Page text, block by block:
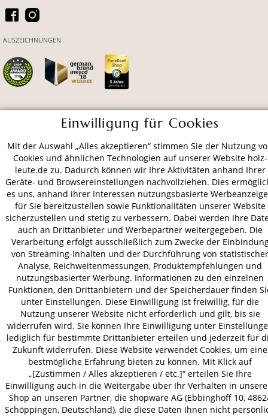
VERSAND
AUSZEICHNUNGEN
AGB Datenschutz
Impressum
© 2026 HOLZ-LEUTE
* Alle Preise inkl. gesetzl. Mehrwertsteuer zzgl.Versandkosten.
Einwilligung für Cookies
Mit der Auswahl „Alles akzeptieren“ stimmen Sie der Nutzung
Cookies und ähnlichen Technologien auf unserer Website holz-
leute.de zu. Dadurch können wir Ihre Aktivitäten anhand Ihrer
Geräte- und Browsereinstellungen nachvollziehen. Dies
es uns, anhand ihrer Interessen nutzungsbasierte
für Sie bereitzustellen sowie Funktionalitäten unserer Website
sicherzustellen und stetig zu verbessern. Dabei werden Ihre
auch an Drittanbieter und Werbepartner weitergegeben. Die
Verarbeitung erfolgt ausschließlich zum Zwecke der
von Streaming-Inhalten und der Durchführung von statistischer
Analyse, Reichweitenmessungen, Produktempfehlungen und
nutzungsbasierter Werbung. Informationen zu den einzelnen
Funktionen, den Drittanbietern und der Speicherdauer finden
unter Einstellungen. Diese Einwilligung ist freiwillig, für die
Nutzung unserer Website nicht erforderlich und gilt, bis sie
widerrufen wird. Sie können Ihre Einwilligung unter
lediglich für bestimmte Drittanbieter erteilen und jederzeit für
Zukunft widerrufen. Diese Website verwendet Cookies, um eine
bestmögliche Erfahrung bieten zu können. Mit Klick auf
„[Zustimmen / Alles akzeptieren / etc.]“ erteilen Sie Ihre
Einwilligung auch in die Weitergabe über Ihr Verhalten in
Shop an unseren Partner, die shopware AG (Ebbinghoff 10,
Schöppingen, Deutschland), die diese Daten Ihnen nicht